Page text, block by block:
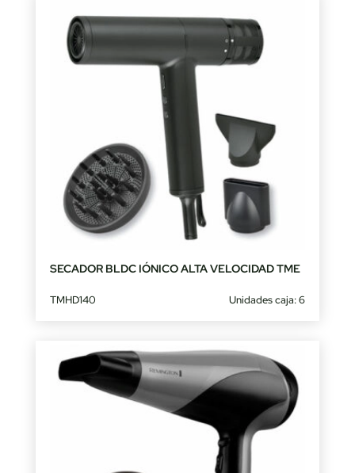
latest
SECADOR BLDC IÓNICO ALTA VELOCIDAD TME
TMHD140 Unidades caja: 6